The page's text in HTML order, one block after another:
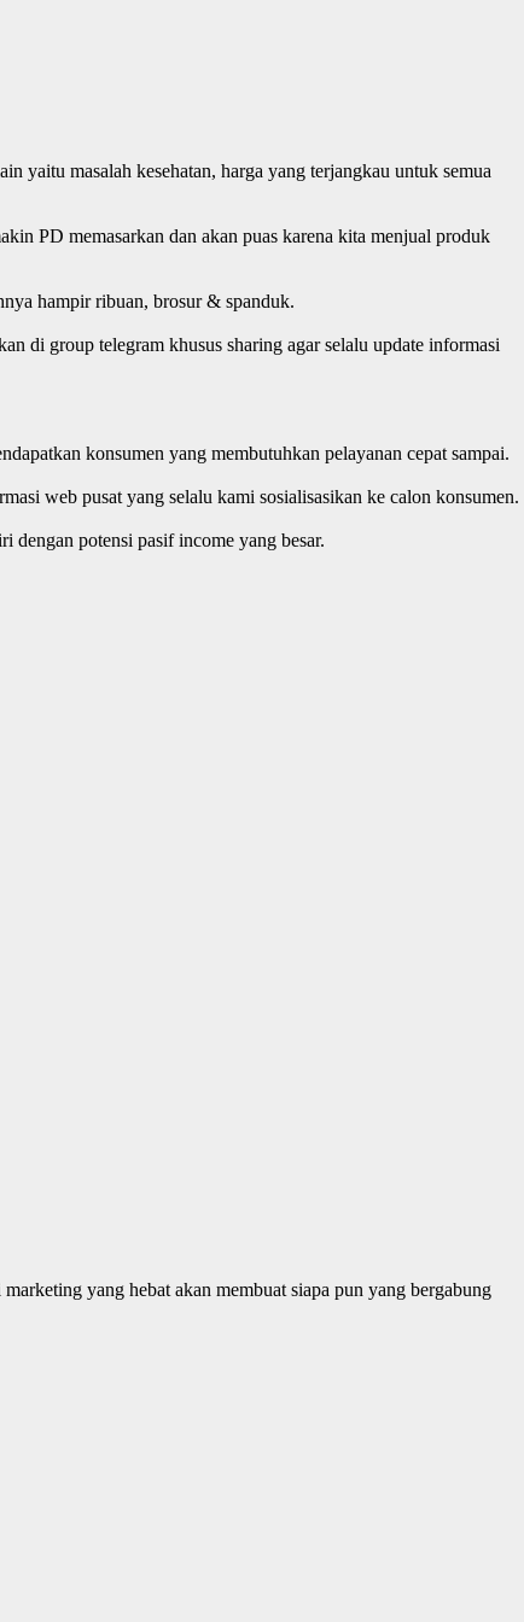
yaitu masalah kesehatan, harga yang terjangkau untuk semua
PD memasarkan dan akan puas karena kita menjual produk
hampir ribuan, brosur & spanduk.
di group telegram khusus sharing agar selalu update informasi
konsumen yang membutuhkan pelayanan cepat sampai.
web pusat yang selalu kami sosialisasikan ke calon konsumen.
dengan potensi pasif income yang besar.
yang hebat akan membuat siapa pun yang bergabung